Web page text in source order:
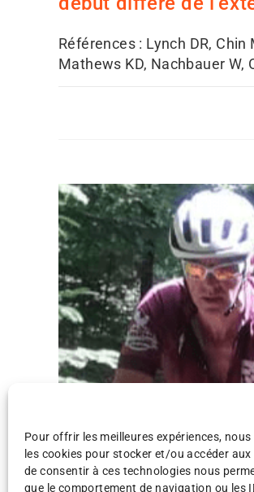
Pour offrir les meilleures expériences,
les cookies pour stocker et/ou accéder
de consentir à ces technologies nous
que le comportement de navigation ou les
Références : Lynch DR,
Mathews KD, Nachbauer W,